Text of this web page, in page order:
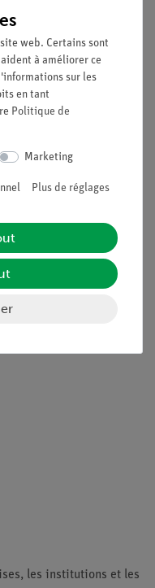
les institutions et les
web. Certains sont
à améliorer ce
sur les
en tant
Politique de
Marketing
Plus de réglages